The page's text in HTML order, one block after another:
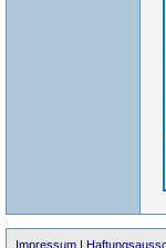
Impressum |